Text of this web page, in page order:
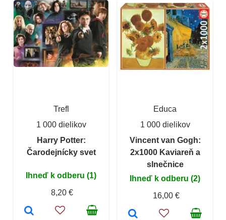
Trefl
1 000 dielikov
Harry Potter:
Čarodejnícky svet
Ihneď k odberu (1)
8,20 €
Educa
1 000 dielikov
Vincent van Gogh:
2x1000 Kaviareň a
slnečnice
Ihneď k odberu (2)
16,00 €